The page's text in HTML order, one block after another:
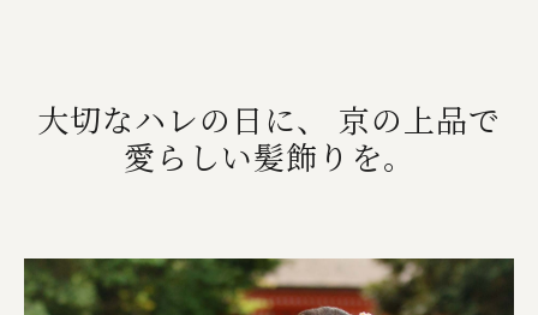
大切なハレの日に、 京の上品で
愛らしい髪飾りを。